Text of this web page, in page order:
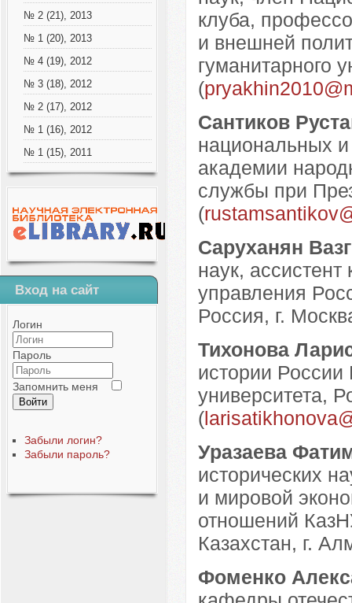
№ 2 (21), 2013
№ 1 (20), 2013
№ 4 (19), 2012
№ 3 (18), 2012
№ 2 (17), 2012
№ 1 (16), 2012
№ 1 (15), 2011
Вход на сайт
Логин
Пароль
Запомнить меня
Войти
Забыли логин?
Забыли пароль?
клуба,
и внешней
гуманитарного
(
Сантиков
национальных
академии
службы при
(
Саруханян
наук,
управления
Россия, г.
Тихонова
истории России
университета,
(
Уразаева
исторических
и мировой
отношений
Казахстан, г.
Фоменко